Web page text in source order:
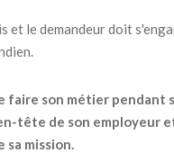
et le demandeur doit
faire son métier
tête de son employeur
mission.